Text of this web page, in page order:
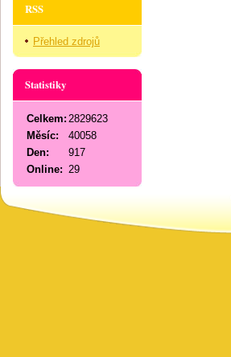
RSS
Přehled zdrojů
Statistiky
Online: 29
Celkem: 2829623
Měsíc:
40058
Den:
917